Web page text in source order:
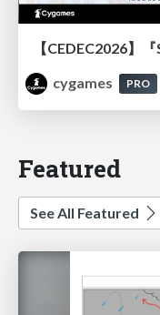
cygames
PRO
Featured
See All Featured